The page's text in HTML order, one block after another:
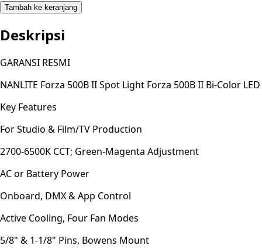
Tambah ke keranjang
Deskripsi
GARANSI RESMI
NANLITE Forza 500B II Spot Light Forza 500B II Bi-Color
Key Features
For Studio & Film/TV Production
2700-6500K CCT; Green-Magenta Adjustment
AC or Battery Power
Onboard, DMX & App Control
Active Cooling, Four Fan Modes
5/8" & 1-1/8" Pins, Bowens Mount